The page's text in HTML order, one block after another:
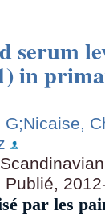
serum
in
G;Nicaise,
Publié,
par les